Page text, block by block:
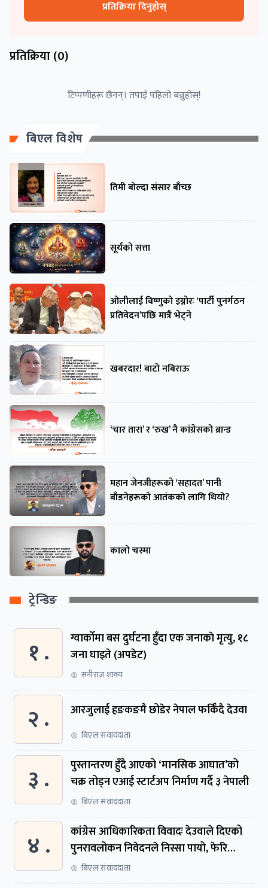
प्रतिक्रिया दिनुहोस्
प्रतिक्रिया (0)
टिप्पणीहरू छैनन्। तपाईं पहिलो बन्नुहोस्!
बिएल विशेष
तिमी बोल्दा संसार बाँच्छ
सूर्यको सत्ता
ओलीलाई विष्णुको इग्नोरः ‘पार्टी पुनर्गठन
प्रतिवेदन’पछि मात्रै भेट्ने
खबरदार! बाटो नबिराऊ
‘चार तारा’ र ‘रुख’ नै कांग्रेसको ब्रान्ड
महान जेनजीहरूको ‘सहादत’ पानी
बाँडनेहरूको आतंकको लागि थियो?
कालो चस्मा
ट्रेन्डिङ
१ .
ग्वार्काेमा बस दुर्घटना हुँदा एक जनाकाे मृत्यु, १८
जना घाइते (अपडेट)
सनीराज शाक्य
२ . आरजुलाई हङकङमै छोडेर नेपाल फर्किँदै देउवा
बिएल संवाददाता
३ .
पुस्तान्तरण हुँदै आएको ‘मानसिक आघात’को
चक्र तोड्न एआई स्टार्टअप निर्माण गर्दै ३ नेपाली
बिएल संवाददाता
४ .
कांग्रेस आधिकारिकता विवादः देउवाले दिएको
पुनरावलोकन निवेदनले निस्सा पायो, फेरि
सुरुदेखि सुनुवाइ हुने
बिएल संवाददाता